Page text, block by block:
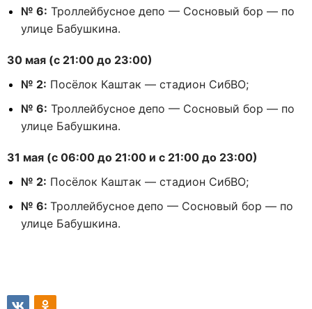
№ 6: Троллейбусное депо — Сосновый бор — по
улице Бабушкина.
30 мая (с 21:00 до 23:00)
№ 2: Посёлок Каштак — стадион СибВО;
№ 6: Троллейбусное депо — Сосновый бор — по
улице Бабушкина.
31 мая (с 06:00 до 21:00 и с 21:00 до 23:00)
№ 2: Посёлок Каштак — стадион СибВО;
№ 6: Троллейбусное депо — Сосновый бор — по
улице Бабушкина.